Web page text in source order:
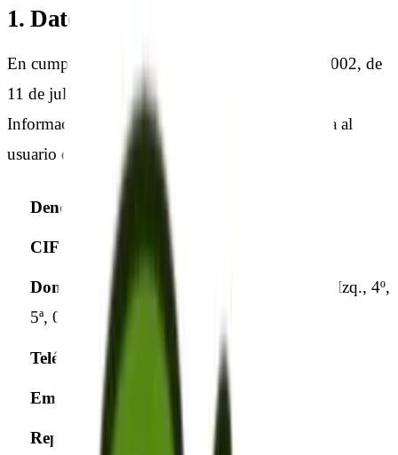
1. Datos Identificativos
En cumplimiento del artículo 10 de la Ley 34/2002, de
11 de julio, de Servicios de la Sociedad de la
Información y Comercio Electrónico, se informa al
usuario de los datos del titular:
Denominación social:
CIF: B05406822
Domicilio social:
C/ Lope de Vega, 10, Esc. Izq., 4º,
5ª, 08005 Barcelona
Teléfono: +34 666 207 398
Email: laia.castella@cerecilla.com
Representante: Laia Castella Prim